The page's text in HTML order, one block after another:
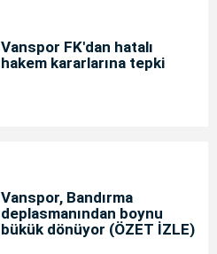
Vanspor FK'dan hatalı
hakem kararlarına tepki
Vanspor, Bandırma
deplasmanından boynu
bükük dönüyor (ÖZET İZLE)